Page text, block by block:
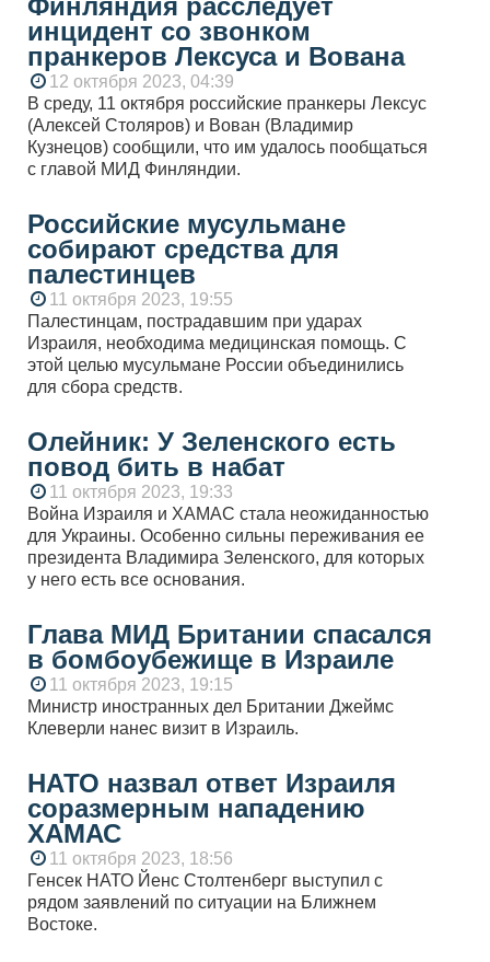
инцидент со звонком
пранкеров Лексуса и Вована
12 октября 2023, 04:39
В среду, 11 октября российские пранкеры Лексус
(Алексей Столяров) и Вован (Владимир
Кузнецов) сообщили, что им удалось пообщаться
с главой МИД Финляндии.
Российские мусульмане
собирают средства для
палестинцев
11 октября 2023, 19:55
Палестинцам, пострадавшим при ударах
Израиля, необходима медицинская помощь. С
этой целью мусульмане России объединились
для сбора средств.
Олейник: У Зеленского есть
повод бить в набат
11 октября 2023, 19:33
Война Израиля и ХАМАС стала неожиданностью
для Украины. Особенно сильны переживания ее
президента Владимира Зеленского, для которых
у него есть все основания.
Глава МИД Британии спасался
в бомбоубежище в Израиле
11 октября 2023, 19:15
Министр иностранных дел Британии Джеймс
Клеверли нанес визит в Израиль.
НАТО назвал ответ Израиля
соразмерным нападению
ХАМАС
11 октября 2023, 18:56
Генсек НАТО Йенс Столтенберг выступил с
рядом заявлений по ситуации на Ближнем
Востоке.